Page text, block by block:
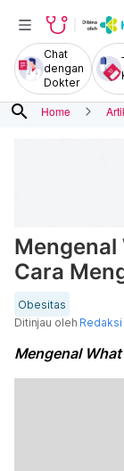
Chat
dengan
Dokter
search Home
Mengenal
Cara
Obesitas
Ditinjau oleh
Mengenal